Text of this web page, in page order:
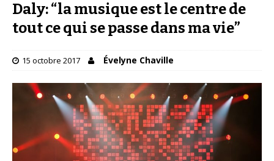
Daly: “la musique est le centre de
tout ce qui se passe dans ma vie”
15 octobre 2017 Évelyne Chaville